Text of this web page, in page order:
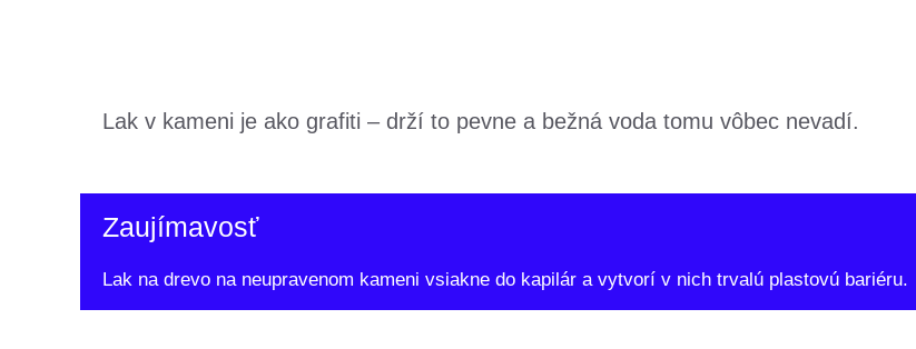
Lak v kameni je ako grafiti – drží to pevne a bežná voda tomu vôbec nevadí.
Zaujímavosť
Lak na drevo na neupravenom kameni vsiakne do kapilár a vytvorí v nich trvalú plastovú bariéru.